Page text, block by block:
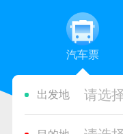
汽车票
出发地 请选